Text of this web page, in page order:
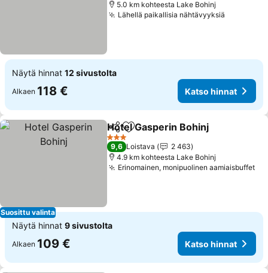
5.0 km kohteesta Lake Bohinj
Lähellä paikallisia nähtävyyksiä
Näytä hinnat 12 sivustolta
Alkaen 118 € Katso hinnat
Suosittu valinta
Jaa Lisää suosikkeihin
Hotel Gasperin Bohinj
3 Tähtiluokitus
9,6 Loistava
2 463
4.9 km kohteesta Lake Bohinj
Erinomainen, monipuolinen aamiaisbuffet
Näytä hinnat 9 sivustolta
Alkaen 109 € Katso hinnat